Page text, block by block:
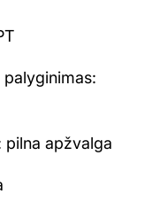
palyginimas:
pilna apžvalga